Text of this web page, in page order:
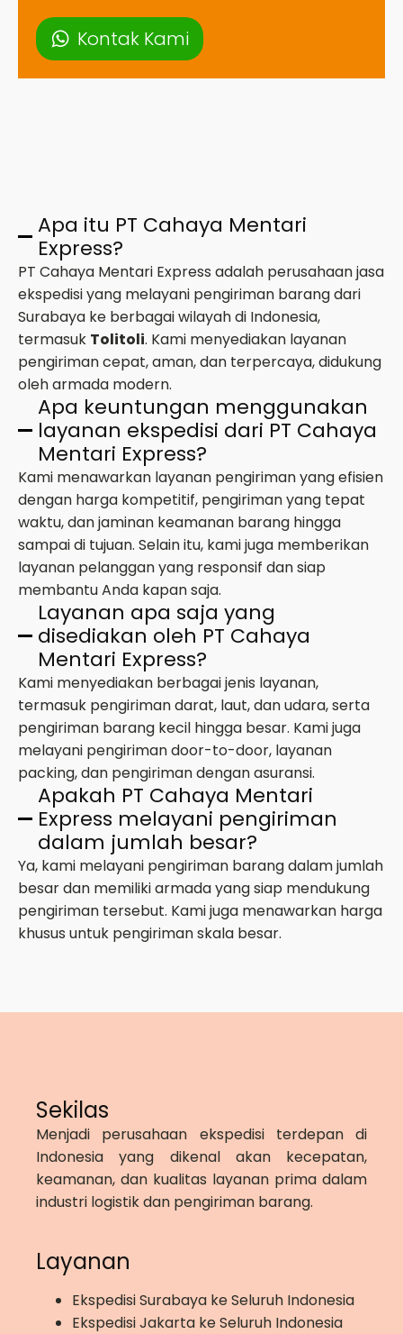
Kontak Kami
Apa itu PT Cahaya Mentari
Express?
PT Cahaya Mentari Express adalah perusahaan jasa
ekspedisi yang melayani pengiriman barang dari
Surabaya ke berbagai wilayah di Indonesia,
termasuk Tolitoli. Kami menyediakan layanan
pengiriman cepat, aman, dan terpercaya, didukung
oleh armada modern.
Apa keuntungan menggunakan
layanan ekspedisi dari PT Cahaya
Mentari Express?
Kami menawarkan layanan pengiriman yang efisien
dengan harga kompetitif, pengiriman yang tepat
waktu, dan jaminan keamanan barang hingga
sampai di tujuan. Selain itu, kami juga memberikan
layanan pelanggan yang responsif dan siap
membantu Anda kapan saja.
Layanan apa saja yang
disediakan oleh PT Cahaya
Mentari Express?
Kami menyediakan berbagai jenis layanan,
termasuk pengiriman darat, laut, dan udara, serta
pengiriman barang kecil hingga besar. Kami juga
melayani pengiriman door-to-door, layanan
packing, dan pengiriman dengan asuransi.
Apakah PT Cahaya Mentari
Express melayani pengiriman
dalam jumlah besar?
Ya, kami melayani pengiriman barang dalam jumlah
besar dan memiliki armada yang siap mendukung
pengiriman tersebut. Kami juga menawarkan harga
khusus untuk pengiriman skala besar.
Sekilas
Menjadi perusahaan ekspedisi terdepan di
Indonesia yang dikenal akan kecepatan,
keamanan, dan kualitas layanan prima dalam
industri logistik dan pengiriman barang.
Layanan
Ekspedisi Surabaya ke Seluruh Indonesia
Ekspedisi Jakarta ke Seluruh Indonesia